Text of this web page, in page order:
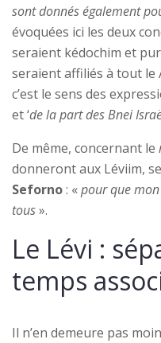
sont donnés également
évoquées ici les deux
seraient kédochim et
seraient affiliés à tout le
c’est le sens des
et ‘de la part des Bnei
De même, concernant le
donneront aux Léviim,
Seforno: «pour que
tous».
Le Lévi :
temps
Il n’en demeure pas